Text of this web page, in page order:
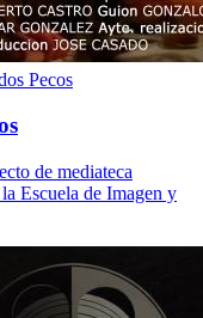
Pecos
de mediateca
Escuela de Imagen y